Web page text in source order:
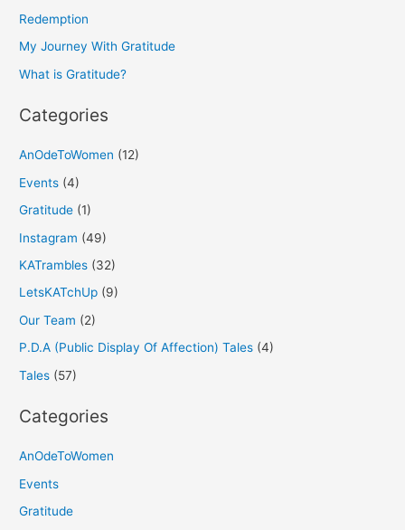
f
o
Redemption
My Journey With Gratitude
What is Gratitude?
Categories
AnOdeToWomen (12)
Events (4)
Gratitude (1)
Instagram (49)
KATrambles (32)
LetsKATchUp (9)
Our Team (2)
P.D.A (Public Display Of Affection) Tales (4)
Tales (57)
Categories
AnOdeToWomen
Events
Gratitude